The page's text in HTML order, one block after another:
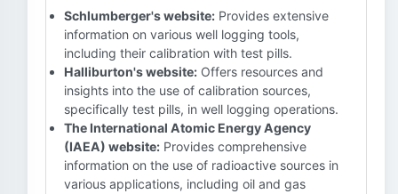
Schlumberger's website: Provides extensive
information on various well logging tools,
including their calibration with test pills.
Halliburton's website: Offers resources and
insights into the use of calibration sources,
specifically test pills, in well logging operations.
The International Atomic Energy Agency
(IAEA) website: Provides comprehensive
information on the use of radioactive sources in
various applications, including oil and gas